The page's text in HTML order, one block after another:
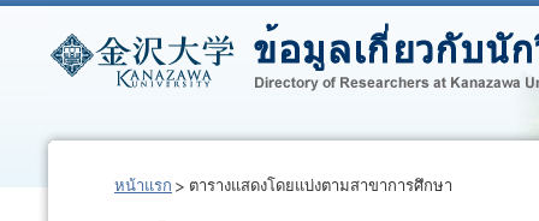
หน้าแรก ตารางแสดงโดยแบ่งตามสาขาการศึกษา